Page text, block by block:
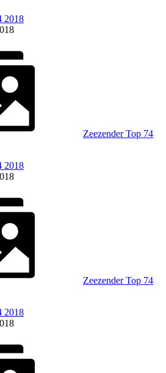
Zeezender Top 74
Zeezender Top 74